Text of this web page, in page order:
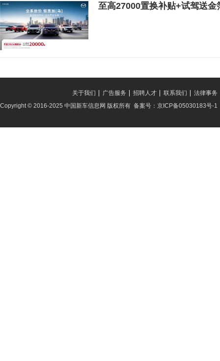
至高27000置换补贴+试驾送金
法律事务
联系我们
招聘人才
广告服务
关于我们
Copyright © 2016-2025 中国新车信息网 版权所有 备案号：京ICP备05030183号-1